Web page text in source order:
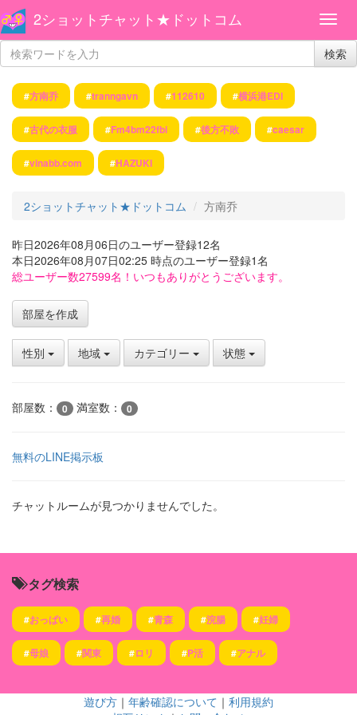
2ショットチャット★ドットコム
検索
#方南乔 #tranngavn #112610 #横浜港EDI
#古代の衣服 #Fm4bm22fbi #後方不敗 #caesar
#vinabb.com #HAZUKI
2ショットチャット★ドットコム 方南乔
昨日2026年08月06日のユーザー登録12名
本日2026年08月07日02:25 時点のユーザー登録1名
総ユーザー数27599名！いつもありがとうございます。
部屋を作成
性別 地域 カテゴリー 状態
部屋数： 0 満室数： 0
無料のLINE掲示板
チャットルームが見つかりませんでした。
タグ検索
#おっぱい #再婚 #青森 #浣腸 #妊婦
#母娘 #関東 #ロリ #P活 #アナル
遊び方 ｜ 年齢確認について ｜ 利用規約